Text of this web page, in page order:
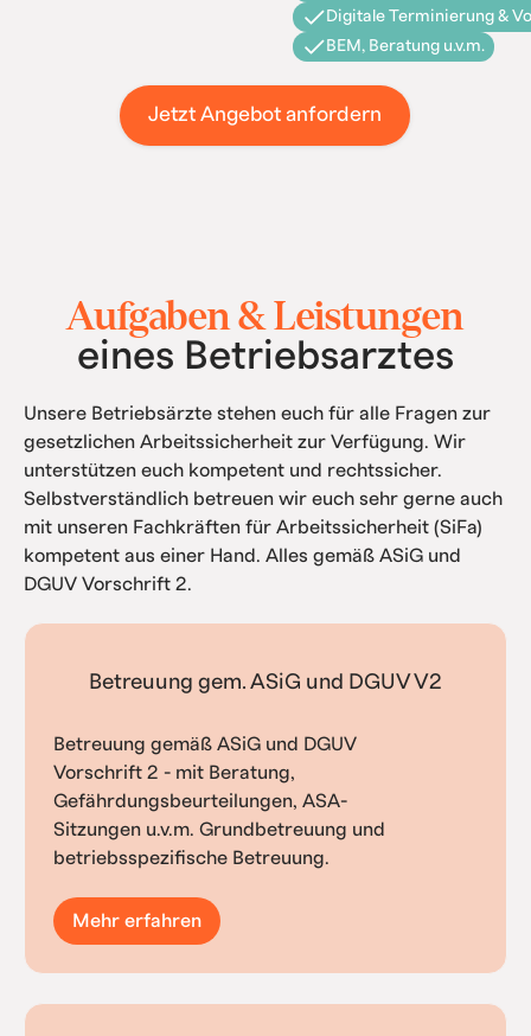
Digitale Terminierung &
BEM, Beratung u.v.m.
Jetzt Angebot anfordern
Aufgaben & Leistungen
eines Betriebsarztes
Unsere Betriebsärzte stehen euch für alle Fragen zur
gesetzlichen Arbeitssicherheit zur Verfügung. Wir
unterstützen euch kompetent und rechtssicher.
Selbstverständlich betreuen wir euch sehr gerne auch
mit unseren Fachkräften für Arbeitssicherheit (SiFa)
kompetent aus einer Hand. Alles gemäß ASiG und
DGUV Vorschrift 2.
Betreuung gem. ASiG und DGUV V2
Betreuung gemäß ASiG und DGUV
Vorschrift 2 - mit Beratung,
Gefährdungsbeurteilungen, ASA-
Sitzungen u.v.m. Grundbetreuung und
betriebsspezifische Betreuung.
Mehr erfahren